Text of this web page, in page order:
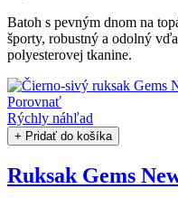
Batoh s pevným dnom na
športy, robustný a odolný
polyesterovej tkanine.
Porovnať
Rýchly náhľad
+ Pridať do košíka
Ruksak Gems